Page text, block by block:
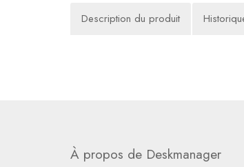
Description du produit
À propos de Deskmanager